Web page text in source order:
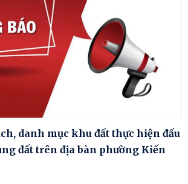
danh mục khu đất thực hiện đấu
đất trên địa bàn phường Kiến